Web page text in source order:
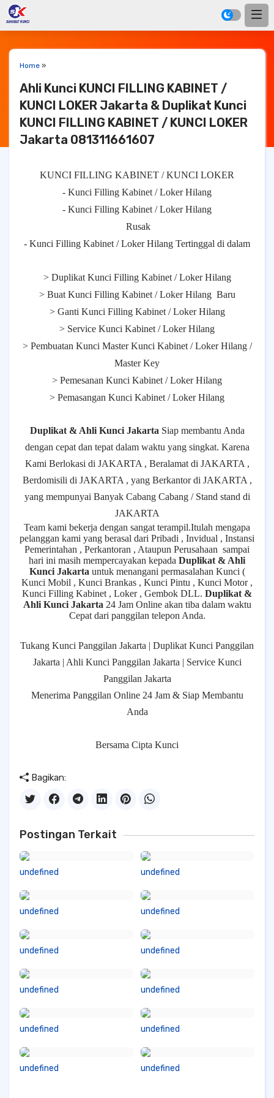
Home »
Ahli Kunci KUNCI FILLING KABINET /
KUNCI LOKER Jakarta & Duplikat Kunci
KUNCI FILLING KABINET / KUNCI LOKER
Jakarta 081311661607
KUNCI FILLING KABINET / KUNCI LOKER
- Kunci Filling Kabinet / Loker Hilang
- Kunci Filling Kabinet / Loker Hilang
Rusak
- Kunci Filling Kabinet / Loker Hilang Tertinggal di dalam
> Duplikat Kunci Filling Kabinet / Loker Hilang
> Buat Kunci Filling Kabinet / Loker Hilang Baru
> Ganti Kunci Filling Kabinet / Loker Hilang
> Service Kunci Kabinet / Loker Hilang
> Pembuatan Kunci Master Kunci Kabinet / Loker Hilang /
Master Key
> Pemesanan Kunci Kabinet / Loker Hilang
> Pemasangan Kunci Kabinet / Loker Hilang
Duplikat & Ahli Kunci Jakarta Siap membantu Anda
dengan cepat dan tepat dalam waktu yang singkat. Karena
Kami Berlokasi di JAKARTA , Beralamat di JAKARTA ,
Berdomisili di JAKARTA , yang Berkantor di JAKARTA ,
yang mempunyai Banyak Cabang Cabang / Stand stand di
JAKARTA
Team kami bekerja dengan sangat terampil.Itulah mengapa
pelanggan kami yang berasal dari Pribadi , Invidual , Instansi
Pemerintahan , Perkantoran , Ataupun Perusahaan sampai
hari ini masih mempercayakan kepada Duplikat & Ahli
Kunci Jakarta untuk menangani permasalahan Kunci (
Kunci Mobil , Kunci Brankas , Kunci Pintu , Kunci Motor ,
Kunci Filling Kabinet , Loker , Gembok DLL. Duplikat &
Ahli Kunci Jakarta 24 Jam Online akan tiba dalam waktu
Cepat dari panggilan telepon Anda.
Tukang Kunci Panggilan Jakarta | Duplikat Kunci Panggilan
Jakarta | Ahli Kunci Panggilan Jakarta | Service Kunci
Panggilan Jakarta
Menerima Panggilan Online 24 Jam & Siap Membantu
Anda
Bersama Cipta Kunci
Bagikan:
Postingan Terkait
undefined undefined
undefined undefined
undefined undefined
undefined undefined
undefined undefined
undefined undefined